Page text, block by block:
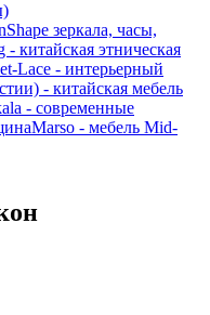
зеркала, часы,
- китайская этническая
Lace - интерьерный
- китайская мебель
- современные
Marso - мебель Mid-